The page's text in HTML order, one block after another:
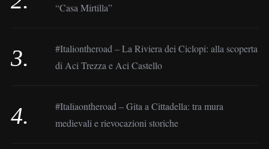
“Casa Mirtilla”
#Italiontheroad – La Riviera dei Ciclopi: alla scoperta
di Aci Trezza e Aci Castello
#Italiaontheroad – Gita a Cittadella: tra mura
medievali e rievocazioni storiche